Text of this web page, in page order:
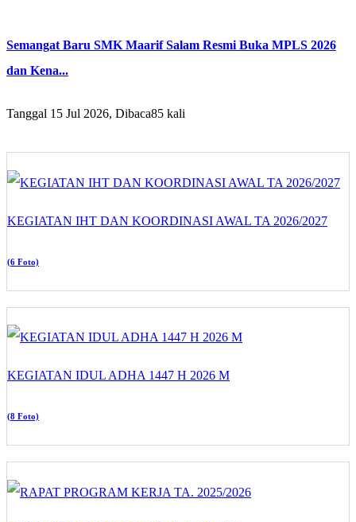
Semangat Baru SMK Maarif Salam Resmi Buka MPLS 2026
dan Kena...
Tanggal 15 Jul 2026, Dibaca85 kali
KEGIATAN IHT DAN KOORDINASI AWAL TA 2026/2027
(6 Foto)
KEGIATAN IDUL ADHA 1447 H 2026 M
(8 Foto)